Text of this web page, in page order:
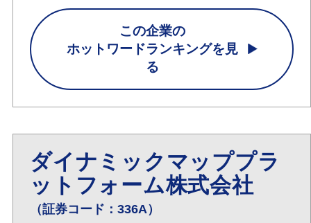
この企業の
ホットワードランキングを見
る
ダイナミックマッププラ
ットフォーム株式会社
（証券コード：336A）